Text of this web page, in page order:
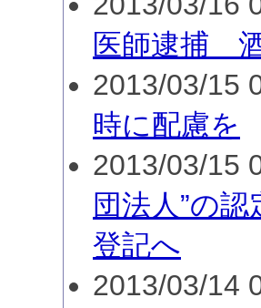
医師逮捕
2013/03/15
時に配慮を
2013/03/15
団法人”の
登記へ
2013/03/14